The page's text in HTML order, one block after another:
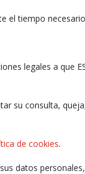
el tiempo
legales a que
su consulta,
de cookies.
datos